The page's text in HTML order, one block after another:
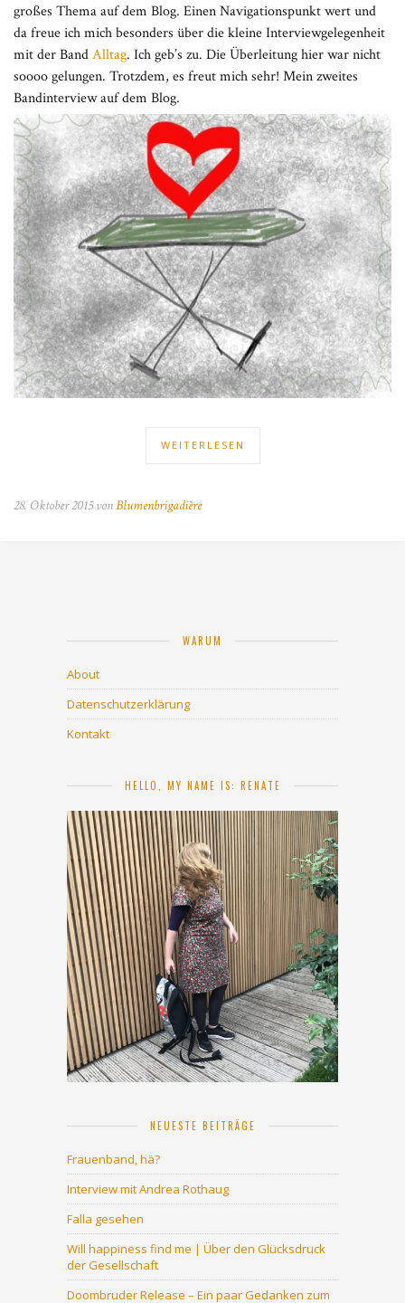
großes Thema auf dem Blog. Einen Navigationspunkt wert und
da freue ich mich besonders über die kleine Interviewgelegenheit
mit der BandAlltag. Ich geb’s zu. Die Überleitung hier war nicht
soooo gelungen. Trotzdem, es freut mich sehr! Mein zweites
Bandinterview auf dem Blog.
WEITERLESEN
28. Oktober 2015 vonBlumenbrigadière
WARUM
About
Datenschutzerklärung
Kontakt
HELLO, MY NAME IS: RENATE
NEUESTE BEITRÄGE
Frauenband, hä?
Interview mit Andrea Rothaug
Falla gesehen
Will happiness find me | Über den Glücksdruck
der Gesellschaft
Doombruder Release – Ein paar Gedanken zum